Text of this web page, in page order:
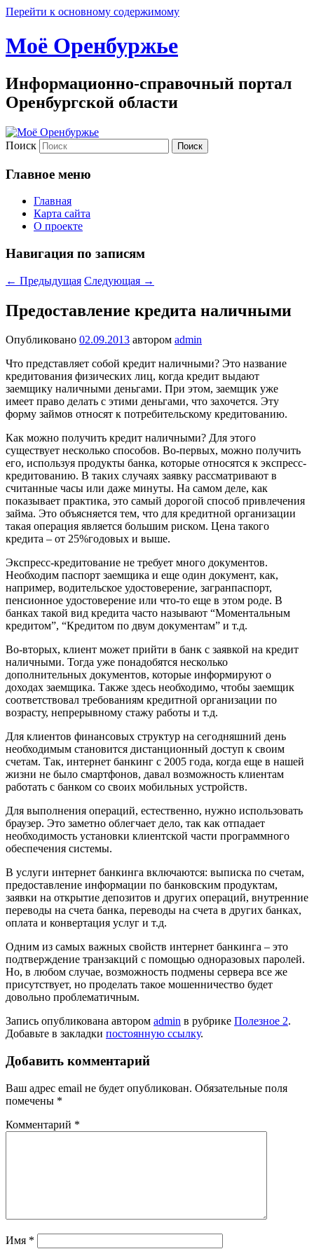
Перейти к основному содержимому
Моё Оренбуржье
Информационно-справочный портал
Оренбургской области
Поиск
Главное меню
Главная
Карта сайта
О проекте
Навигация по записям
← Предыдущая Следующая →
Предоставление кредита наличными
Опубликовано 02.09.2013 автором admin
Что представляет собой кредит наличными? Это название
кредитования физических лиц, когда кредит выдают
заемщику наличными деньгами. При этом, заемщик уже
имеет право делать с этими деньгами, что захочется. Эту
форму займов относят к потребительскому кредитованию.
Как можно получить кредит наличными? Для этого
существует несколько способов. Во-первых, можно получить
его, используя продукты банка, которые относятся к экспресс-
кредитованию. В таких случаях заявку рассматривают в
считанные часы или даже минуты. На самом деле, как
показывает практика, это самый дорогой способ привлечения
займа. Это объясняется тем, что для кредитной организации
такая операция является большим риском. Цена такого
кредита – от 25%годовых и выше.
Экспресс-кредитование не требует много документов.
Необходим паспорт заемщика и еще один документ, как,
например, водительское удостоверение, загранпаспорт,
пенсионное удостоверение или что-то еще в этом роде. В
банках такой вид кредита часто называют “Моментальным
кредитом”, “Кредитом по двум документам” и т.д.
Во-вторых, клиент может прийти в банк с заявкой на кредит
наличными. Тогда уже понадобятся несколько
дополнительных документов, которые информируют о
доходах заемщика. Также здесь необходимо, чтобы заемщик
соответствовал требованиям кредитной организации по
возрасту, непрерывному стажу работы и т.д.
Для клиентов финансовых структур на сегодняшний день
необходимым становится дистанционный доступ к своим
счетам. Так, интернет банкинг с 2005 года, когда еще в нашей
жизни не было смартфонов, давал возможность клиентам
работать с банком со своих мобильных устройств.
Для выполнения операций, естественно, нужно использовать
браузер. Это заметно облегчает дело, так как отпадает
необходимость установки клиентской части программного
обеспечения системы.
В услуги интернет банкинга включаются: выписка по счетам,
предоставление информации по банковским продуктам,
заявки на открытие депозитов и других операций, внутренние
переводы на счета банка, переводы на счета в других банках,
оплата и конвертация услуг и т.д.
Одним из самых важных свойств интернет банкинга – это
подтверждение транзакций с помощью одноразовых паролей.
Но, в любом случае, возможность подмены сервера все же
присутствует, но проделать такое мошенничество будет
довольно проблематичным.
Запись опубликована автором admin в рубрике Полезное 2.
Добавьте в закладки постоянную ссылку.
Добавить комментарий
Ваш адрес email не будет опубликован. Обязательные поля
помечены *
Комментарий *
Имя *